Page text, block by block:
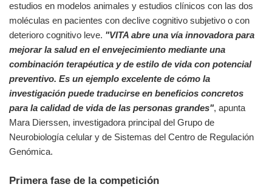
estudios en modelos animales y estudios clínicos con las dos
moléculas en pacientes con declive cognitivo subjetivo o con
deterioro cognitivo leve. "VITA abre una vía innovadora para
mejorar la salud en el envejecimiento mediante una
combinación terapéutica y de estilo de vida con potencial
preventivo. Es un ejemplo excelente de cómo la
investigación puede traducirse en beneficios concretos
para la calidad de vida de las personas grandes", apunta
Mara Dierssen, investigadora principal del Grupo de
Neurobiología celular y de Sistemas del Centro de Regulación
Genómica.
Primera fase de la competición